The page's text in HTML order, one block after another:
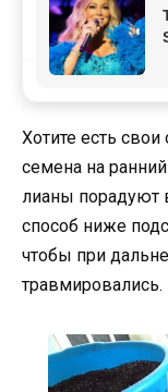
Хотите есть
семена на
лианы порадуют
способ ниже
чтобы при
травмировались.